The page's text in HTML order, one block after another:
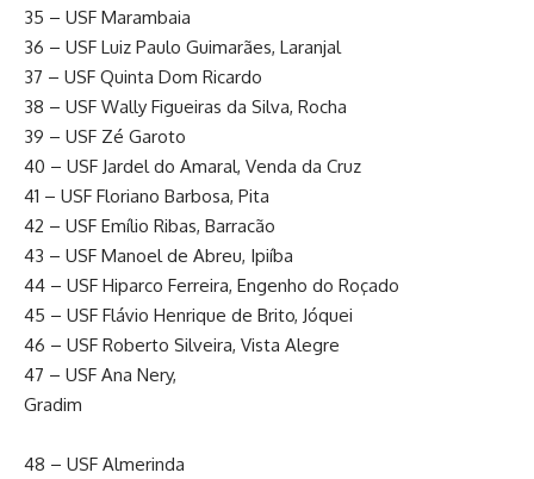
35 – USF Marambaia
36 – USF Luiz Paulo Guimarães, Laranjal
37 – USF Quinta Dom Ricardo
38 – USF Wally Figueiras da Silva, Rocha
39 – USF Zé Garoto
40 – USF Jardel do Amaral, Venda da Cruz
41 – USF Floriano Barbosa, Pita
42 – USF Emílio Ribas, Barracão
43 – USF Manoel de Abreu, Ipiíba
44 – USF Hiparco Ferreira, Engenho do Roçado
45 – USF Flávio Henrique de Brito, Jóquei
46 – USF Roberto Silveira, Vista Alegre
47 – USF Ana Nery,
Gradim
48 – USF Almerinda